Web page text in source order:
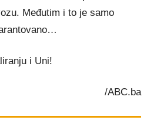
Međutim i to je samo
i Uni!
/ABC.ba